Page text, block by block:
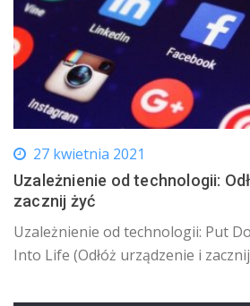
27 kwietnia 2021
Uzależnienie od technologii:
zacznij żyć
Uzależnienie od technologii: Put
Into Life (Odłóż urządzenie i